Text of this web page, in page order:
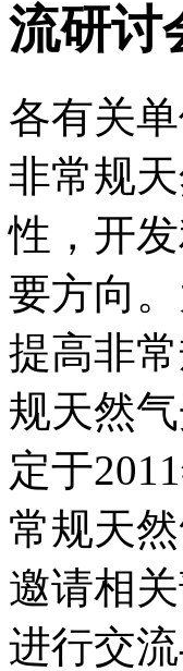
流研讨
各有关单
非常规
性，开
要方向
提高非
规天然
定于
常规天
邀请相
进行交